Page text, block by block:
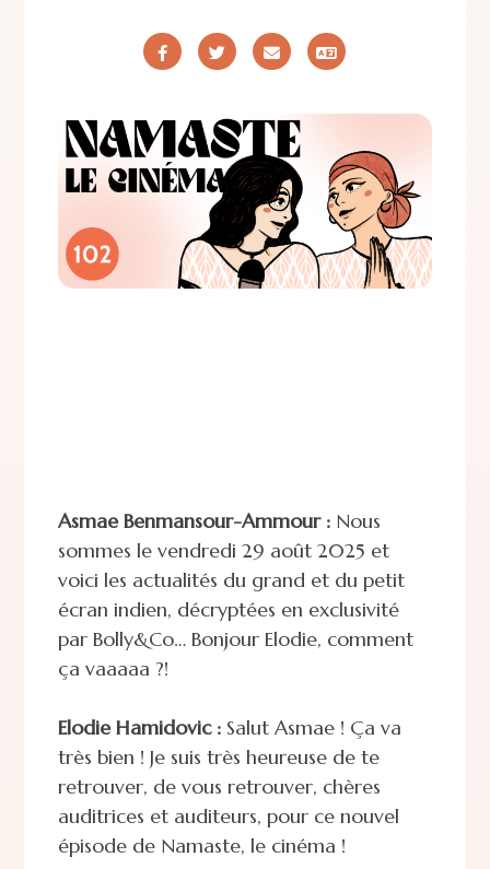
Asmae Benmansour-Ammour :Nous
sommes le vendredi 29 août 2025 et
voici les actualités du grand et du petit
écran indien, décryptées en exclusivité
par Bolly&Co… Bonjour Elodie, comment
ça vaaaaa ?!
Elodie Hamidovic :Salut Asmae ! Ça va
très bien ! Je suis très heureuse de te
retrouver, de vous retrouver, chères
auditrices et auditeurs, pour ce nouvel
épisode de Namaste, le cinéma !